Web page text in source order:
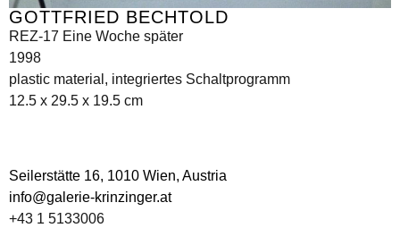
GOTTFRIED BECHTOLD
REZ-17 Eine Woche später
1998
plastic material, integriertes Schaltprogramm
12.5 x 29.5 x 19.5 cm
Seilerstätte 16, 1010 Wien, Austria
info@galerie-krinzinger.at
+43 1 5133006